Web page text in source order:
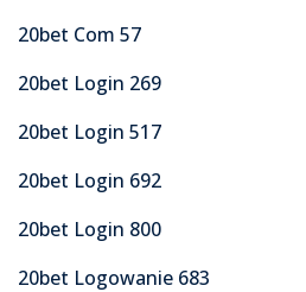
20bet Com 57
20bet Login 269
20bet Login 517
20bet Login 692
20bet Login 800
20bet Logowanie 683